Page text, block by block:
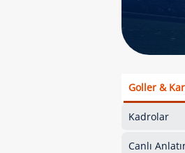
Goller &
Kadrolar
Canlı